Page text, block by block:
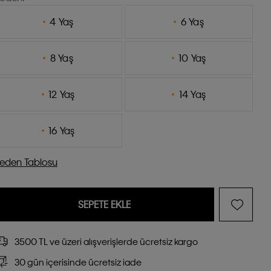
4 Yaş
6 Yaş
8 Yaş 10 Yaş
12 Yaş 14 Yaş
16 Yaş
Tablosu
SEPETE EKLE
3500 TL ve üzeri alışverişlerde ücretsiz kargo
30 gün içerisinde ücretsiz iade